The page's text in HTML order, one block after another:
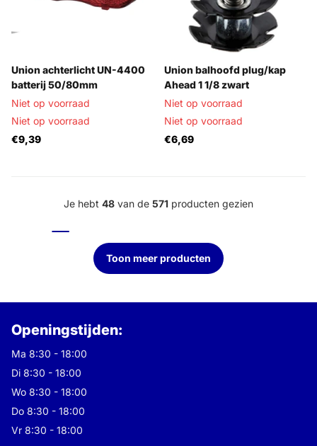
Union achterlicht UN-4400
batterij 50/80mm
Niet op voorraad
Niet op voorraad
€9,39
Union balhoofd plug/kap
Ahead 1 1/8 zwart
Niet op voorraad
Niet op voorraad
€6,69
Je hebt 48 van de 571 producten gezien
Toon meer producten
Openingstijden:
Ma 8:30 - 18:00
Di 8:30 - 18:00
Wo 8:30 - 18:00
Do 8:30 - 18:00
Vr 8:30 - 18:00